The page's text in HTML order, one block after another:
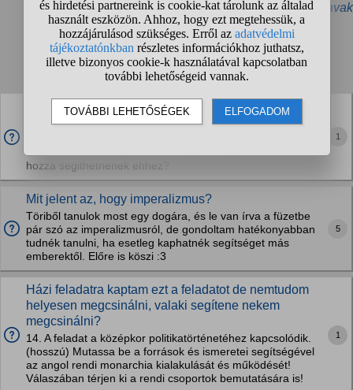
» További kapcsolódó kulcsszavak
Talált kérdések:
1 2 3 4 ... ❯ ❯❯
Hogy keszuljek fel hatekonyan az emelt tortenelem
erettsegire?
Ehhez tudnatok irni jo tanulasi tippeket/olyan oldalakat amik
hozza segithetnenek ehhez?
1
Mit jelent az, hogy imperalizmus?
Töriből tanulok most egy dogára, és le van írva a füzetbe
pár szó az imperalizmusról, de gondoltam hatékonyabban
tudnék tanulni, ha esetleg kaphatnék segítséget más
emberektől. Előre is köszi :3
5
Házi feladatra kaptam ezt a feladatot de nemtudom
helyesen megcsinálni, valaki segítene nekem
megcsinálni?
14. A feladat a középkor politikatörténetéhez kapcsolódik.
(hosszú) Mutassa be a források és ismeretei segítségével
az angol rendi monarchia kialakulását és működését!
Válaszában térjen ki a rendi csoportok bemutatására is!
1